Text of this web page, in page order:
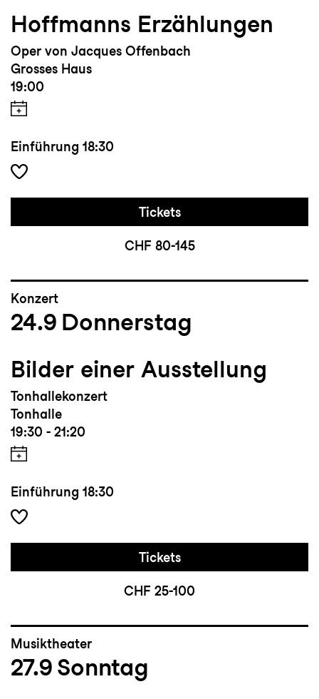
nachhaltiger Lesart und gestaltet aktiv
seine Zukunft.
Hoffmanns Erzählungen
Oper von Jacques Offenbach
Grosses Haus
19:00
Einführung 18:30
Tickets
CHF 80-145
Konzert
24.9 Donnerstag
Bilder einer Ausstellung
Tonhallekonzert
Tonhalle
19:30 - 21:20
Einführung 18:30
Tickets
CHF 25-100
Musiktheater
27.9 Sonntag